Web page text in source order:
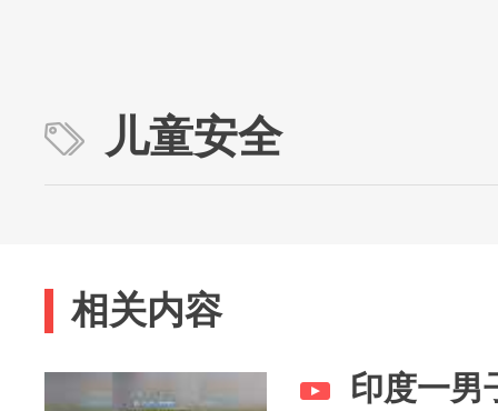
儿童安全
相关内容
印度一男